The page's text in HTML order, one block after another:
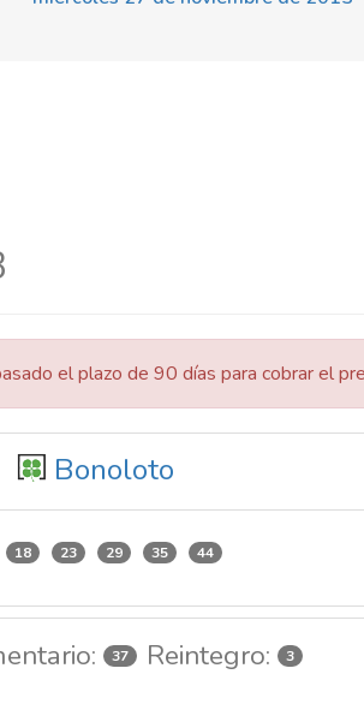
el plazo de 90 días para cobrar el
Bonoloto
18 23 29 35 44
37 Reintegro: 3